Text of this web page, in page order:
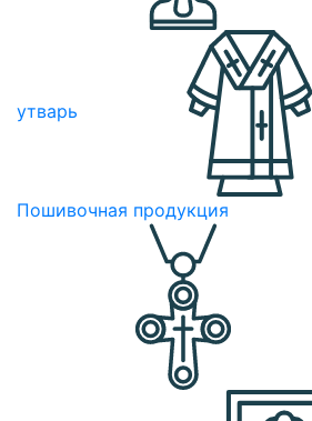
утварь
Пошивочная продукция